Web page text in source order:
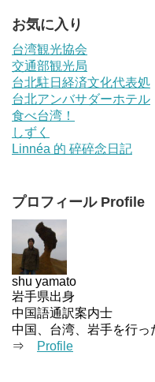
お気に入り
台湾観光協会
交通部観光局
台北駐日経済文化代表処
台北アンバサダーホテル
食べ台湾！
しずく
Linnéa 的 碎碎念日記
プロフィール Profile
shu yamato
岩手県出身
中国語通訳案内士
中国、台湾、岩手を行っ
⇒
Profile